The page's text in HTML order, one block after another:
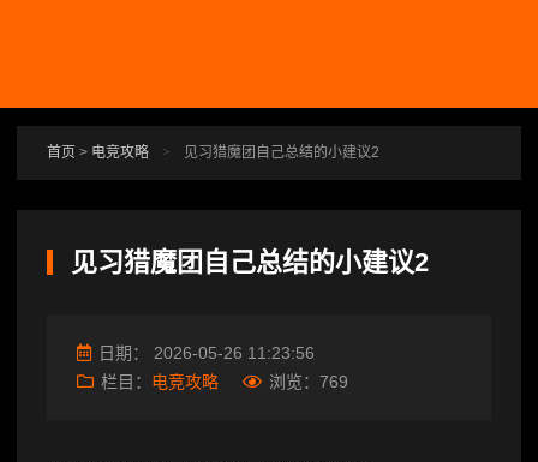
首页 > 电竞攻略 > 见习猎魔团自己总结的小建议2
见习猎魔团自己总结的小建议2
日期： 2026-05-26 11:23:56
栏目： 电竞攻略 浏览： 769